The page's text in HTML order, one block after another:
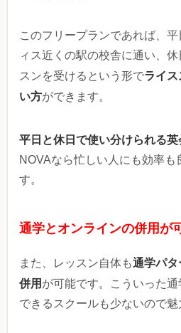
このフリープランであれば、
ィス近くの駅の校舎に通い、
スンを受けるという形でライ
い方ができます。
平日と休日で使い分けられる
NOVAなら忙しい人にも効率
す。
通学とオンラインの併用が
また、レッスン自体も通学パ
併用が可能です。こういった
できるスクールも少ないので魅